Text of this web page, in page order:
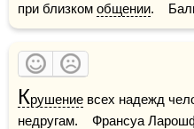
при близком общении.
Крушение всех надежд
недругам.    Франсуа